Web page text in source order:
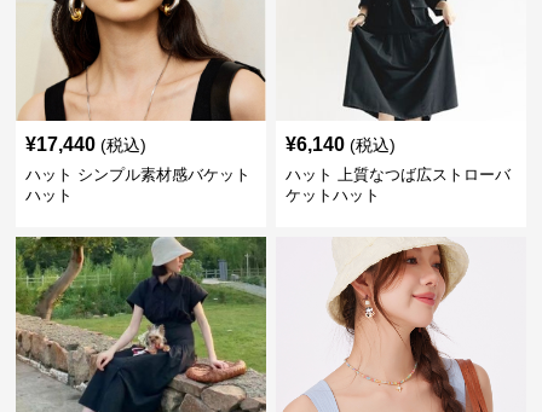
¥17,440 (税込)
ハット シンプル素材感バケット
ハット
¥6,140 (税込)
ハット 上質なつば広ストローバ
ケットハット